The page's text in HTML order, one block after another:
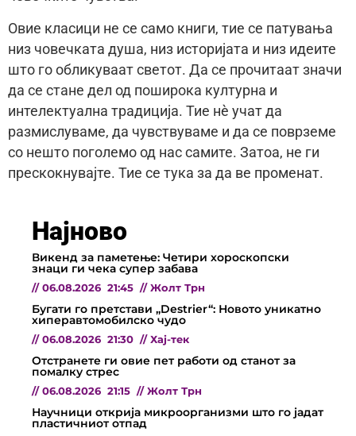
Овие класици не се само книги, тие се патувања
низ човечката душа, низ историјата и низ идеите
што го обликуваат светот. Да се прочитаат значи
да се стане дел од поширока културна и
интелектуална традиција. Тие нè учат да
размислуваме, да чувствуваме и да се поврземе
со нешто поголемо од нас самите. Затоа, не ги
прескокнувајте. Тие се тука за да ве променат.
Најново
Викенд за паметење: Четири хороскопски
знаци ги чека супер забава
// 06.08.2026 21:45 // Жолт Трн
Бугати го претстави „Destrier“: Новото уникатно
хиперавтомобилско чудо
// 06.08.2026 21:30 // Хај-тек
Отстранете ги овие пет работи од станот за
помалку стрес
// 06.08.2026 21:15 // Жолт Трн
Научници открија микроорганизми што го јадат
пластичниот отпад